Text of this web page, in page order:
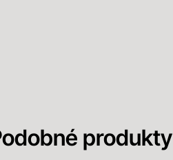
produkty